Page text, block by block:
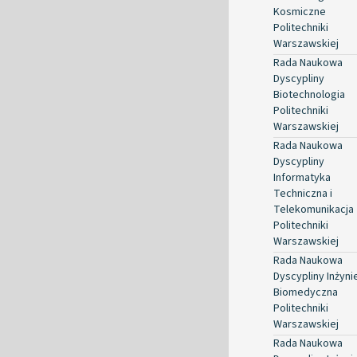
Kosmiczne
Politechniki
Warszawskiej
Rada Naukowa
Dyscypliny
Biotechnologia
Politechniki
Warszawskiej
Rada Naukowa
Dyscypliny
Informatyka
Techniczna i
Telekomunikacja
Politechniki
Warszawskiej
Rada Naukowa
Dyscypliny
Biomedyczna
Politechniki
Warszawskiej
Rada Naukowa